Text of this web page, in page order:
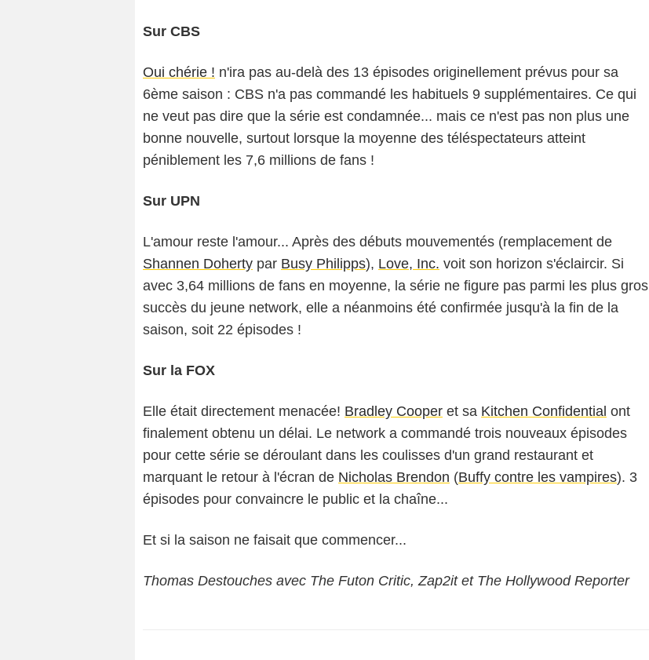
Sur CBS
Oui chérie ! n'ira pas au-delà des 13 épisodes originellement prévus pour sa
6ème saison : CBS n'a pas commandé les habituels 9 supplémentaires. Ce qui
ne veut pas dire que la série est condamnée... mais ce n'est pas non plus une
bonne nouvelle, surtout lorsque la moyenne des téléspectateurs atteint
péniblement les 7,6 millions de fans !
Sur UPN
L'amour reste l'amour... Après des débuts mouvementés (remplacement de
Shannen Doherty par Busy Philipps), Love, Inc. voit son horizon s'éclaircir. Si
avec 3,64 millions de fans en moyenne, la série ne figure pas parmi les plus gros
succès du jeune network, elle a néanmoins été confirmée jusqu'à la fin de la
saison, soit 22 épisodes !
Sur la FOX
Elle était directement menacée! Bradley Cooper et sa Kitchen Confidential ont
finalement obtenu un délai. Le network a commandé trois nouveaux épisodes
pour cette série se déroulant dans les coulisses d'un grand restaurant et
marquant le retour à l'écran de Nicholas Brendon (Buffy contre les vampires). 3
épisodes pour convaincre le public et la chaîne...
Et si la saison ne faisait que commencer...
Thomas Destouches avec The Futon Critic, Zap2it et The Hollywood Reporter